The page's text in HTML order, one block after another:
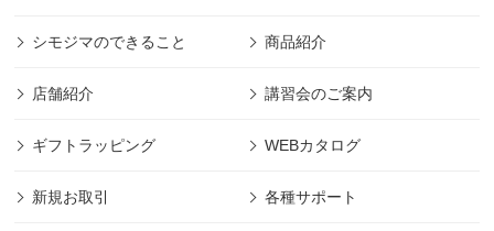
シモジマのできること 商品紹介
店舗紹介 講習会のご案内
ギフトラッピング WEBカタログ
新規お取引 各種サポート